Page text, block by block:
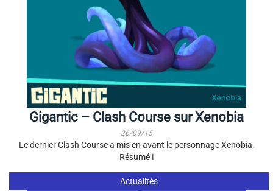
Gigantic – Clash Course sur Xenobia
26/09/15
Le dernier Clash Course a mis en avant le personnage Xenobia.
Résumé !
Actualités